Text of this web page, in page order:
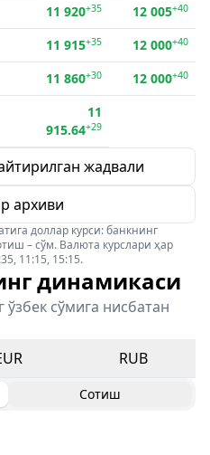
11 920+35 12 005+40
11 915+35 12 000+40
11 860+30 12 000+40
11
915.64+29
жадвали
архиви
доллар курси: банкнинг
– сўм. Валюта курслари ҳар
11:15, 15:15.
динамикаси
сўмига нисбатан
RUB
Сотиш